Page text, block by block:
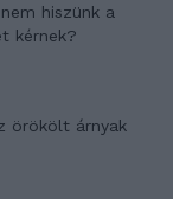
hiszünk a
kérnek?
örökölt árnyak